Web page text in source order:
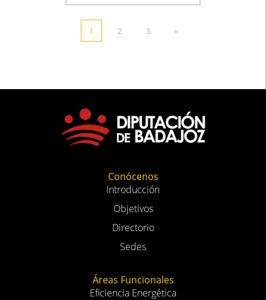
1 2 3 »
Conócenos
Introducción
Objetivos
Directorio
Sedes
Áreas Funcionales
Eficiencia Energética